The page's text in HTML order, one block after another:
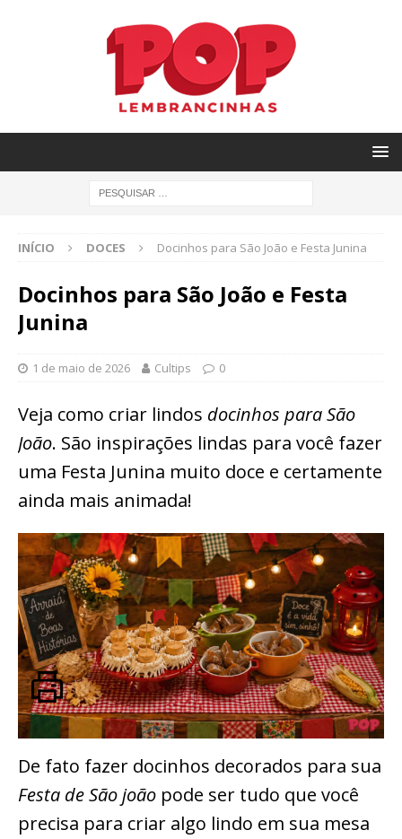
INÍCIO DOCES Docinhos para São João e Festa Junina
Docinhos para São João e Festa
Junina
1 de maio de 2026 Cultips 0
Veja como criar lindos docinhos para São
João. São inspirações lindas para você fazer
uma Festa Junina muito doce e certamente
ainda mais animada!
De fato fazer docinhos decorados para sua
Festa de São joão pode ser tudo que você
precisa para criar algo lindo em sua mesa